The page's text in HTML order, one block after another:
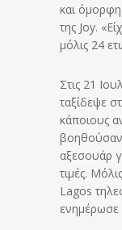
και
της Joy.
μόλις 24
Στις 21
ταξίδεψε
κάποιους
βοηθούσαν
αξεσουάρ
τιμές.
Lagos
ενημέρωσε